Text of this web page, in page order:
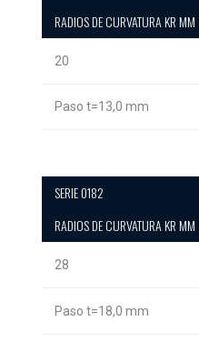
RADIOS DE CURVATURA KR MM
20
Paso t=13,0 mm
SERIE 0182
RADIOS DE CURVATURA KR MM
28
Paso t=18,0 mm